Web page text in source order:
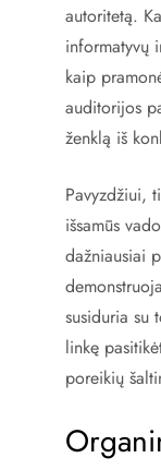
autoritetą.
informatyvų
kaip
auditorijos
ženklą iš
Pavyzdžiui,
išsamūs
dažniausiai
susiduria su
linkę
poreikių